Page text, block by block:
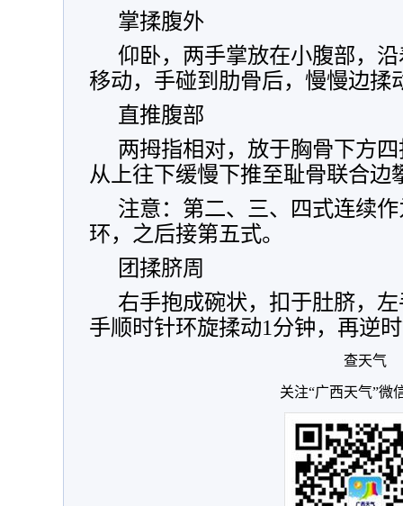
掌揉腹外
仰卧，两手掌放在小腹部，
移动，手碰到肋骨后，慢慢边揉
直推腹部
两拇指相对，放于胸骨下方
从上往下缓慢下推至耻骨联合边
注意：第二、三、四式连续
环，之后接第五式。
团揉脐周
右手抱成碗状，扣于肚脐，
手顺时针环旋揉动1分钟，再逆
查天气
关注“广西天气”微